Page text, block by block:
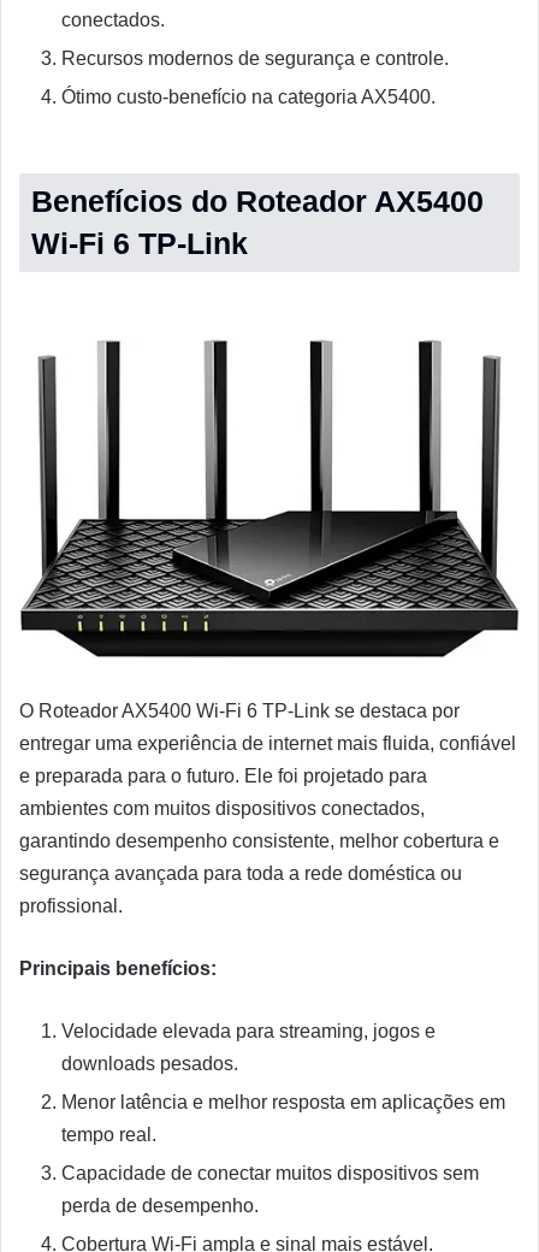
conectados.
Recursos modernos de segurança e controle.
Ótimo custo-benefício na categoria AX5400.
Benefícios do Roteador AX5400
Wi-Fi 6 TP-Link
O Roteador AX5400 Wi-Fi 6 TP-Link se destaca por
entregar uma experiência de internet mais fluida, confiável
e preparada para o futuro. Ele foi projetado para
ambientes com muitos dispositivos conectados,
garantindo desempenho consistente, melhor cobertura e
segurança avançada para toda a rede doméstica ou
profissional.
Principais benefícios:
Velocidade elevada para streaming, jogos e
downloads pesados.
Menor latência e melhor resposta em aplicações em
tempo real.
Capacidade de conectar muitos dispositivos sem
perda de desempenho.
Cobertura Wi-Fi ampla e sinal mais estável.